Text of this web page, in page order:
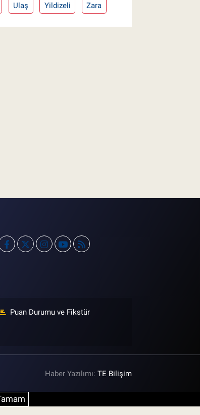
Ulaş Yildizeli Zara
Puan Durumu ve Fikstür
Haber Yazılımı:TE Bilişim